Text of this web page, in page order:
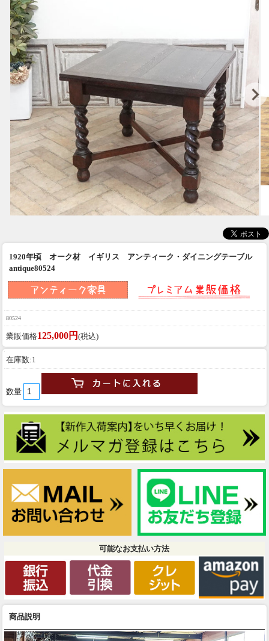
1920年頃 オーク材 イギリス アンティーク・ダイニングテーブル
antique80524
80524
業販価格125,000円 (税込)
在庫数:1
数量
可能なお支払い方法
商品説明